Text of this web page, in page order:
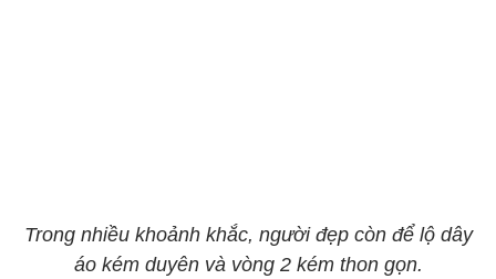
Trong nhiều khoảnh khắc, người đẹp còn để lộ dây
áo kém duyên và vòng 2 kém thon gọn.